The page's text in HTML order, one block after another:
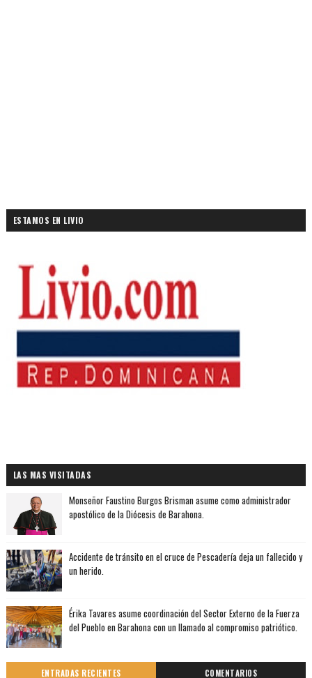
ESTAMOS EN LIVIO
LAS MAS VISITADAS
Monseñor Faustino Burgos Brisman asume como administrador
apostólico de la Diócesis de Barahona.
Accidente de tránsito en el cruce de Pescadería deja un fallecido y
un herido.
Érika Tavares asume coordinación del Sector Externo de la Fuerza
del Pueblo en Barahona con un llamado al compromiso patriótico.
ENTRADAS RECIENTES COMENTARIOS